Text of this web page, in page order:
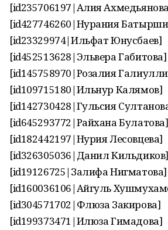
[id235706197|Алия
[id427746260|Нурания
[id23329974|Ильфат Юнусбаев]
[id452513628|Эльвера Габитова]
[id145758970|Розалия
[id109715180|Ильнур Калямов]
[id142730428|Гульсия
[id645293772|Райхана Булатова]
[id182442197|Нурия Лесовцева]
[id326305036|Данил Кильдиков]
[id19126725|Залифа Нигматова]
[id160036106|Айгуль
[id304571702|Флюза Закирова]
[id199373471|Илюза Гимадова]